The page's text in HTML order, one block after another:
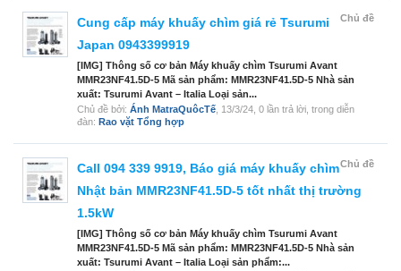
Chủ đề
Cung cấp máy khuấy chìm giá rẻ Tsurumi
Japan 0943399919
[IMG] Thông số cơ bản Máy khuấy chìm Tsurumi Avant
MMR23NF41.5D-5 Mã sản phẩm: MMR23NF41.5D-5 Nhà sản
xuất: Tsurumi Avant – Italia Loại sản...
Chủ đề bởi: Ánh MatraQuôcTế 13/3/24 , 0 lần trả lời, trong diễn
đàn: Rao vặt Tổng hợp
Chủ đề
Call 094 339 9919, Báo giá máy khuấy chìm
Nhật bản MMR23NF41.5D-5 tốt nhất thị trường
1.5kW
[IMG] Thông số cơ bản Máy khuấy chìm Tsurumi Avant
MMR23NF41.5D-5 Mã sản phẩm: MMR23NF41.5D-5 Nhà sản
xuất: Tsurumi Avant – Italia Loại sản phẩm:...